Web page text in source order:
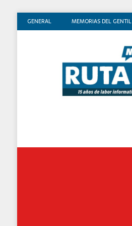
GENERAL MEMORIAS DEL GENTIL